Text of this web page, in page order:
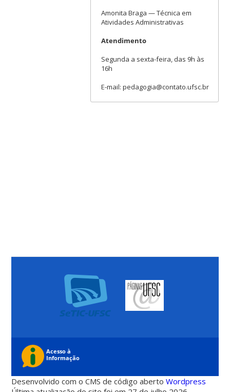
Amonita Braga — Técnica em
Atividades Administrativas
Atendimento
Segunda a sexta-feira, das 9h às
16h
E-mail: pedagogia@contato.ufsc.br
Desenvolvido com o CMS de código abertoWordpress